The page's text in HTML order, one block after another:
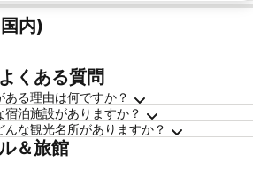
内)
くある質問
る理由は何ですか？
泊施設がありますか？
な観光名所がありますか？
＆旅館